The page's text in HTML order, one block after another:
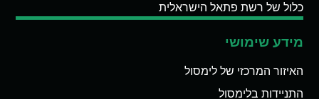
כלול של רשת פתאל הישראלית
מידע שימושי
האיזור המרכזי של לימסול
התניידות בלימסול